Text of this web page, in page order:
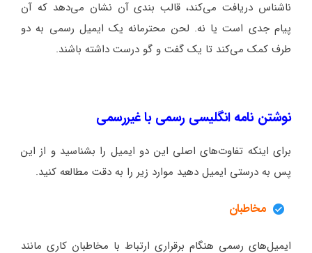
ناشناس دریافت می‌کند، قالب بندی آن نشان می‌دهد که آن
پیام جدی است یا نه. لحن محترمانه یک ایمیل رسمی به دو
طرف کمک می‌کند تا یک گفت و گو درست داشته باشند.
نوشتن نامه انگلیسی رسمی با غیررسمی
برای اینکه تفاوت‌های اصلی این دو ایمیل را بشناسید و از این
پس به درستی ایمیل دهید موارد زیر را به دقت مطالعه کنید.
مخاطبان
ایمیل‌های رسمی هنگام برقراری ارتباط با مخاطبان کاری مانند